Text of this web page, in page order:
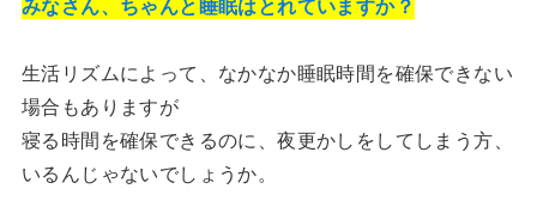
生活リズムによって、なかなか睡眠時間を確保できない
場合もありますが
寝る時間を確保できるのに、夜更かしをしてしまう方、
いるんじゃないでしょうか。